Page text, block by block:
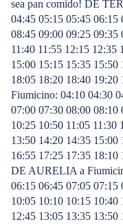
sea pan comido! DE
04:45 05:15 05:45 06:15
08:45 09:00 09:25 09:35
11:40 11:55 12:15 12:35
15:00 15:15 15:35 15:50
18:05 18:20 18:40
Fiumicino: 04:10 04:30
07:00 07:30 08:00 08:10
10:25 10:50 11:05 11:30
13:50 14:20 14:35 15:00
16:55 17:25 17:35 18:10
DE AURELIA a
06:15 06:45 07:05 07:15
10:05 10:10 10:15 10:40
12:45 13:05 13:35 13:50